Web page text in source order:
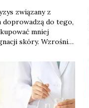
związany z
do tego,
mniej
skóry. Wzrośnie
– wynika z analizy